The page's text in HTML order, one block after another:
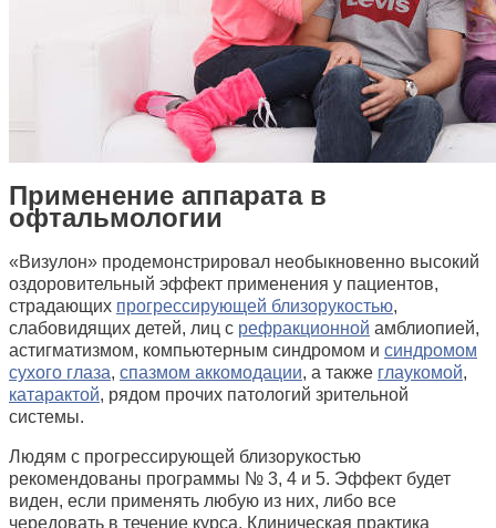
Применение аппарата в
офтальмологии
«Визулон» продемонстрировал необыкновенно высокий
оздоровительный эффект применения у пациентов,
страдающих прогрессирующей близорукостью,
слабовидящих детей, лиц с рефракционной амблиопией,
астигматизмом, компьютерным синдромом и синдромом
сухого глаза, спазмом аккомодации, а также глаукомой,
катарактой, рядом прочих патологий зрительной
системы.
Людям с прогрессирующей близорукостью
рекомендованы программы № 3, 4 и 5. Эффект будет
виден, если применять любую из них, либо все
чередовать в течение курса. Клиническая практика